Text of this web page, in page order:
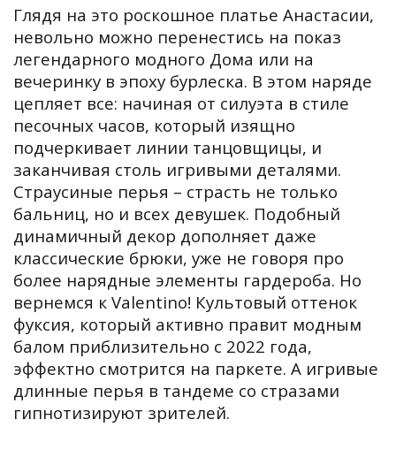
Глядя на это роскошное платье Анастасии,
невольно можно перенестись на показ
легендарного модного Дома или на
вечеринку в эпоху бурлеска. В этом наряде
цепляет все: начиная от силуэта в стиле
песочных часов, который изящно
подчеркивает линии танцовщицы, и
заканчивая столь игривыми деталями.
Страусиные перья – страсть не только
бальниц, но и всех девушек. Подобный
динамичный декор дополняет даже
классические брюки, уже не говоря про
более нарядные элементы гардероба. Но
вернемся к Valentino! Культовый оттенок
фуксия, который активно правит модным
балом приблизительно с 2022 года,
эффектно смотрится на паркете. А игривые
длинные перья в тандеме со стразами
гипнотизируют зрителей.